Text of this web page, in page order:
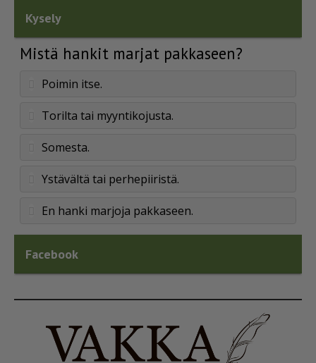
Kysely
Mistä hankit marjat pakkaseen?
Poimin itse.
Torilta tai myyntikojusta.
Somesta.
Ystävältä tai perhepiiristä.
En hanki marjoja pakkaseen.
Facebook